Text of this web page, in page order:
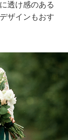
透け感のある
ザインもおす